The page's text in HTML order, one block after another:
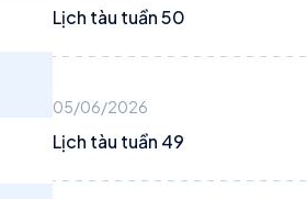
Lịch tàu tuần 50
05/06/2026
Lịch tàu tuần 49